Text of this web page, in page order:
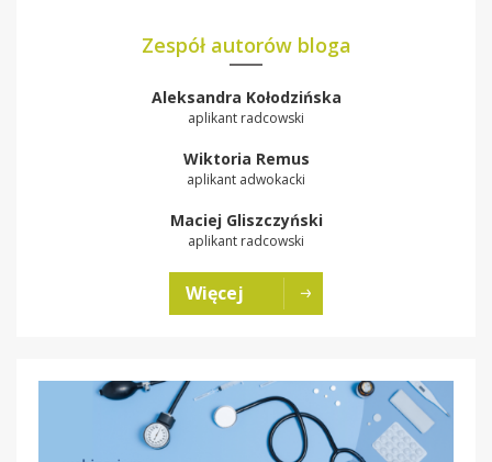
Zespół autorów bloga
Aleksandra Kołodzińska
aplikant radcowski
Wiktoria Remus
aplikant adwokacki
Maciej Gliszczyński
aplikant radcowski
Więcej